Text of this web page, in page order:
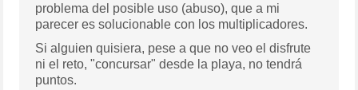
problema del posible uso (abuso), que a mi
parecer es solucionable con los multiplicadores.
Si alguien quisiera, pese a que no veo el disfrute
ni el reto, "concursar" desde la playa, no tendrá
puntos.